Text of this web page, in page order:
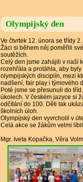
Olympijský den
Ve čtvrtek 12. února se třídy
Žáci si během něj poměřili
soutěžích.
Celý den jsme zahájili v naší
rozehřála a protáhla, aby
olympijských disciplín, mezi
nadšení, fair play i týmového
Poté jsme se přesunuli do
úkolech. V českém jazyce si
odčítání do 100. Děti tak
školních úloh.
Olympijský den vyvrcholil v
Celá akce se žákům velmi
Mgr. Iveta Kopačka, Věra